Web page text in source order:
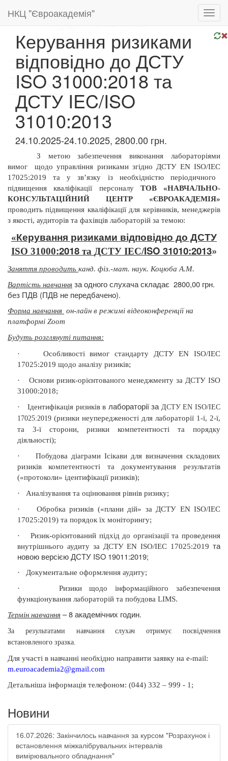
НКЦ "Євроакадемія"
Керування ризиками
відповідно до ДСТУ
ISO 31000:2018 та
ДСТУ IEC/ISO
31010:2013
24.10.2025-24.10.2025, 2800.00 грн.
З метою забезпечення виконання лабораторіями
вимог
щодо управління ризиками згідно ДСТУ EN ISO/IEC
17025:2019
та у зв’язку із необхідністю періодичного
підвищення кваліфікації персоналу ТОВ «НАВЧАЛЬНО-
КОНСУЛЬТАЦІЙНИЙ ЦЕНТР «ЄВРОАКАДЕМІЯ»
проводить підвищення кваліфікації для керівників, менеджерів
з якості, аудиторів та фахівців лабораторій за темою:
«Керування ризиками відповідно до ДСТУ
ISO 31000:2018 та ДСТУ IEC/ISO 31010:2013»
Заняття проводить канд. фіз.-мат. наук. Коцюба А.М.
Вартість навчання за одного слухача складає 2800,00 грн.
без ПДВ (ПДВ не передбачено).
Форма навчання он-лайн в режимі відеоконференції на
платформі Zoom
Будуть розглянуті питання:
·
Особливості вимог стандарту ДСТУ EN ISO/IEC
17025:2019 щодо аналізу ризиків;
·
Основи ризик-орієнтованого менеджменту за ДСТУ ISO
31000:2018;
·
Ідентифікація ризиків в лабораторії за ДСТУ EN ISO/IEC
17025:2019 (ризики неупередженості для лабораторії 1-ї, 2-ї,
та 3-ї сторони, ризики компетентності та порядку
діяльності);
·
Побудова діаграми Ісікави для визначення складових
ризиків компетентності та документування результатів
(«протоколи» ідентифікації ризиків);
·
Аналізування та оцінювання рівнів ризику;
·
Обробка ризиків («плани дій» за ДСТУ EN ISO/IEC
17025:2019) та порядок їх моніторингу;
·
Ризик-орієнтований підхід до організації та проведення
внутрішнього аудиту за ДСТУ EN ISO/IEC 17025:2019 та
новою версією ДСТУ ISO 19011:2019;
·
Документальне оформлення аудиту;
·
Ризики щодо інформаційного забезпечення
функціонування лабораторій та побудова LIMS.
Термін навчання – 8 академічних годин.
За результатами навчання слухач отримує посвідчення
встановленого зразка.
Для участі в навчанні необхідно направити заявку на e-mail:
m.euroacademia2@gmail.com
Детальніша інформація телефоном: (044) 332 – 999 - 1;
Новини
16.07.2026: Закінчилось навчання за курсом "Розрахунок і
встановлення міжкалібрувальних інтервалів
вимірювального обладнання"